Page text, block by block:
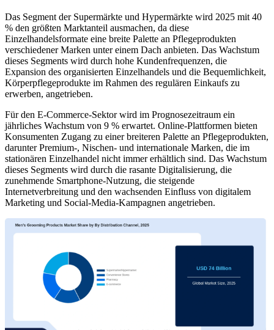
Das Segment der Supermärkte und Hypermärkte wird 2025 mit 40
% den größten Marktanteil ausmachen, da diese
Einzelhandelsformate eine breite Palette an Pflegeprodukten
verschiedener Marken unter einem Dach anbieten. Das Wachstum
dieses Segments wird durch hohe Kundenfrequenzen, die
Expansion des organisierten Einzelhandels und die Bequemlichkeit,
Körperpflegeprodukte im Rahmen des regulären Einkaufs zu
erwerben, angetrieben.
Für den E-Commerce-Sektor wird im Prognosezeitraum ein
jährliches Wachstum von 9 % erwartet. Online-Plattformen bieten
Konsumenten Zugang zu einer breiteren Palette an Pflegeprodukten,
darunter Premium-, Nischen- und internationale Marken, die im
stationären Einzelhandel nicht immer erhältlich sind. Das Wachstum
dieses Segments wird durch die rasante Digitalisierung, die
zunehmende Smartphone-Nutzung, die steigende
Internetverbreitung und den wachsenden Einfluss von digitalem
Marketing und Social-Media-Kampagnen angetrieben.